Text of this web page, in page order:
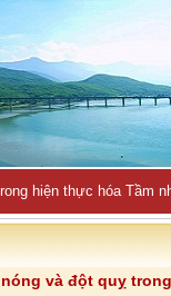
hiện thực hóa Tầm
và đột quỵ